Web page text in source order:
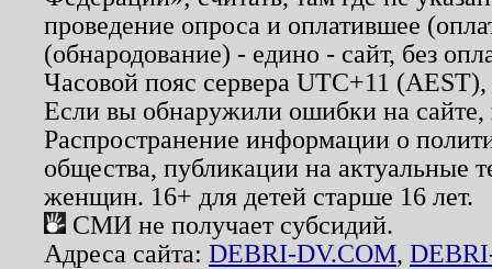
проведение опроса и оплатившее
(обнародование) - едино - сайт, без
Часовой пояс сервера UTC+11
Если вы обнаружили ошибки на
Распространение информации о
общества, публикации на актуальные
женщин. 16+ для детей старше 16 лет.
СМИ не получает субсидий.
Адреса сайта: DEBRI-DV.COM,